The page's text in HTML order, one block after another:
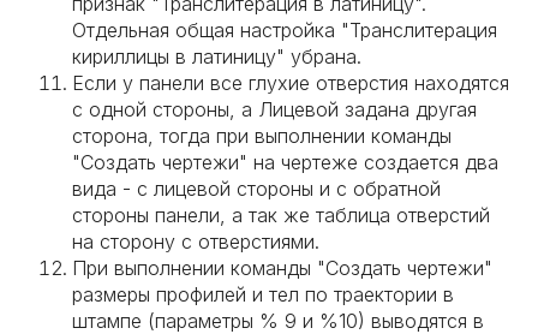
Отдельная общая настройка "Транслитерация
кириллицы в латиницу" убрана.
Если у панели все глухие отверстия находятся
с одной стороны, а Лицевой задана другая
сторона, тогда при выполнении команды
"Создать чертежи" на чертеже создается два
вида - с лицевой стороны и с обратной
стороны панели, а так же таблица отверстий
на сторону с отверстиями.
При выполнении команды "Создать чертежи"
размеры профилей и тел по траектории в
штампе (параметры % 9 и %10) выводятся в